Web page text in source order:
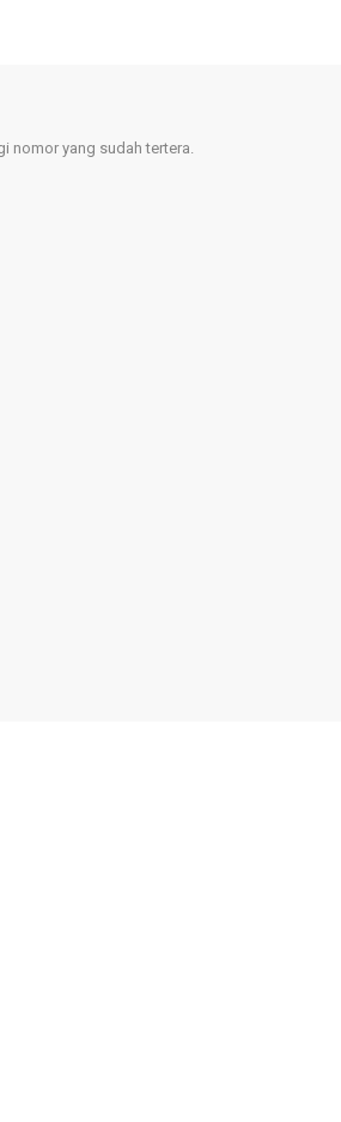
nomor yang sudah tertera.